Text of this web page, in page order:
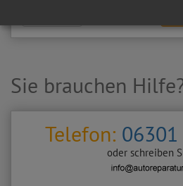
Sie brauchen
Telefon:
oder schreiben